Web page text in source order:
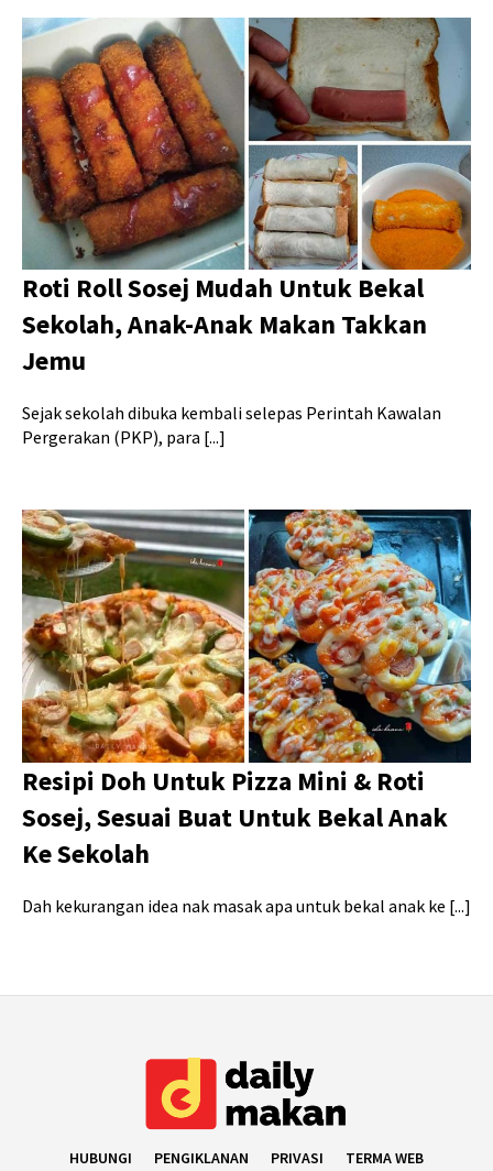
Roti Roll Sosej Mudah Untuk Bekal
Sekolah, Anak-Anak Makan Takkan
Jemu
Sejak sekolah dibuka kembali selepas Perintah Kawalan
Pergerakan (PKP), para [...]
Resipi Doh Untuk Pizza Mini & Roti
Sosej, Sesuai Buat Untuk Bekal Anak
Ke Sekolah
Dah kekurangan idea nak masak apa untuk bekal anak ke [...]
HUBUNGI PENGIKLANAN PRIVASI TERMA WEB